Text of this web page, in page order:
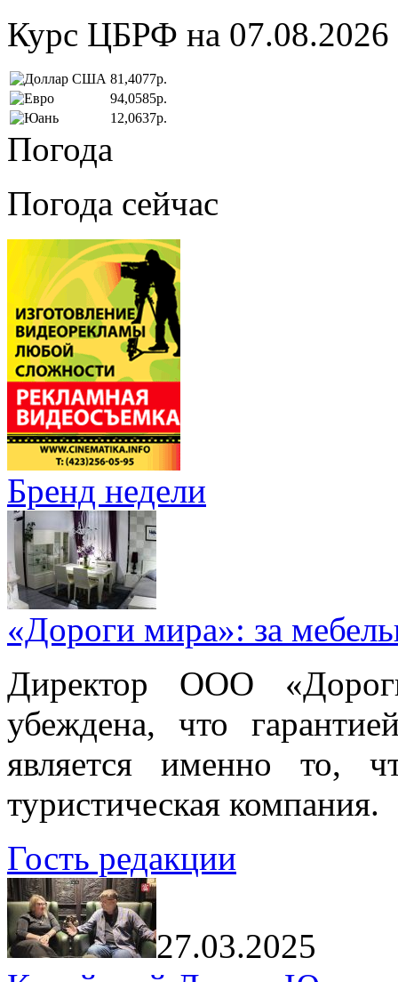
Курс ЦБРФ на 07.08.2026
81,4077р.
94,0585р.
12,0637р.
Погода
Погода сейчас
Бренд недели
«Дороги мира»: за
Директор ООО
убеждена, что
является именно то,
туристическая компания.
Гость редакции
27.03.2025